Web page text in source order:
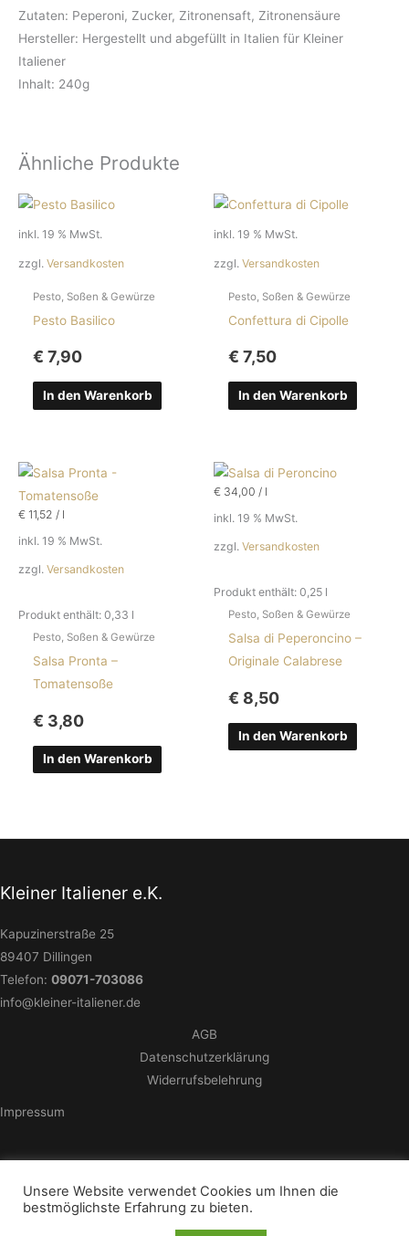
Zutaten: Peperoni, Zucker, Zitronensaft, Zitronensäure
Hersteller: Hergestellt und abgefüllt in Italien für Kleiner
Italiener
Inhalt: 240g
Ähnliche Produkte
inkl. 19 % MwSt.
zzgl. Versandkosten
Pesto, Soßen & Gewürze
Pesto Basilico
€ 7,90
In den Warenkorb
inkl. 19 % MwSt.
zzgl. Versandkosten
Pesto, Soßen & Gewürze
Confettura di Cipolle
€ 7,50
In den Warenkorb
€ 11,52 / l
inkl. 19 % MwSt.
zzgl. Versandkosten
Produkt enthält: 0,33 l
Pesto, Soßen & Gewürze
Salsa Pronta –
Tomatensoße
€ 3,80
In den Warenkorb
€ 34,00 / l
inkl. 19 % MwSt.
zzgl. Versandkosten
Produkt enthält: 0,25 l
Pesto, Soßen & Gewürze
Salsa di Peperoncino –
Originale Calabrese
€ 8,50
In den Warenkorb
Kleiner Italiener e.K.
Kapuzinerstraße 25
89407 Dillingen
Telefon: 09071-703086
info@kleiner-italiener.de
AGB
Datenschutzerklärung
Widerrufsbelehrung
Impressum
© 2026 - Kleiner Italiener e.K.
Unsere Website verwendet Cookies um Ihnen die
bestmöglichste Erfahrung zu bieten.